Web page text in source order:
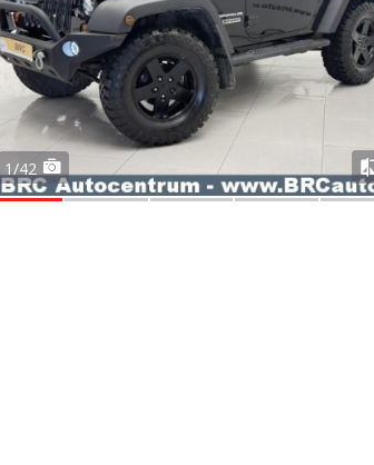
1/42